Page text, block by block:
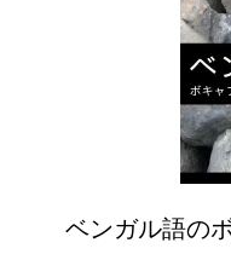
ベンガル語の